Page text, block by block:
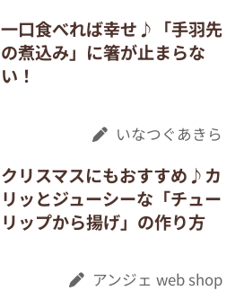
一口食べれば幸せ♪「手羽先
の煮込み」に箸が止まらな
い！
いなつぐあきら
クリスマスにもおすすめ♪カ
リッとジューシーな「チュー
リップから揚げ」の作り方
アンジェ web shop